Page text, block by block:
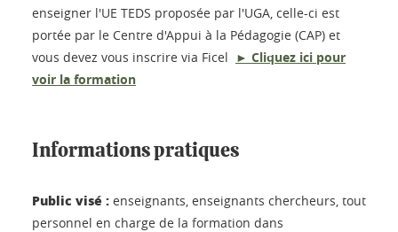
enseigner l'UE TEDS proposée par l'UGA, celle-ci est
portée par le Centre d'Appui à la Pédagogie (CAP) et
vous devez vous inscrire via Ficel ► Cliquez ici pour
voir la formation
Informations pratiques
Public visé : enseignants, enseignants chercheurs, tout
personnel en charge de la formation dans